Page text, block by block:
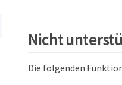
Nicht
Die folgenden